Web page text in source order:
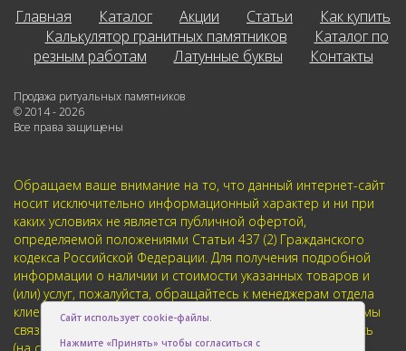
Главная Каталог Акции Статьи
Как купить
Калькулятор гранитных памятников
Каталог по
резным работам
Латунные буквы Контакты
Продажа ритуальных памятников
© 2014 - 2026
Все права защищены
Обращаем ваше внимание на то, что данный интернет-сайт
носит исключительно информационный характер и ни при
каких условиях не является публичной офертой,
определяемой положениями Статьи 437 (2) Гражданского
кодекса Российской Федерации. Для получения подробной
информации о наличии и стоимости указанных товаров и
(или) услуг, пожалуйста, обращайтесь к менеджерам отдела
клиентского обслуживания с помощью специальной формы
связи или по телефонам указанным в контактах. Пользуясь
Сайт использует cookie-файлы.
Нажмите «Принять» чтобы согласиться с